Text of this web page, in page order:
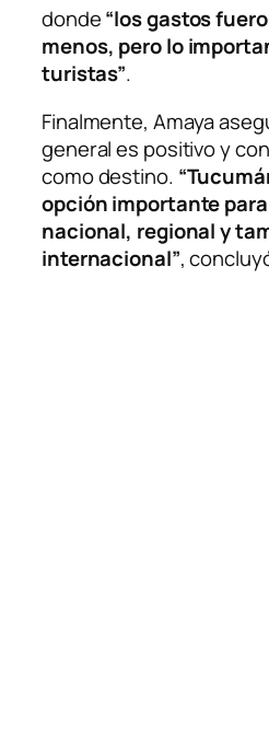
donde“los gastos
menos, pero lo
turistas”.
Finalmente, Amaya
general es positivo y
como destino.
opción importante
nacional, regional y
internacional”,